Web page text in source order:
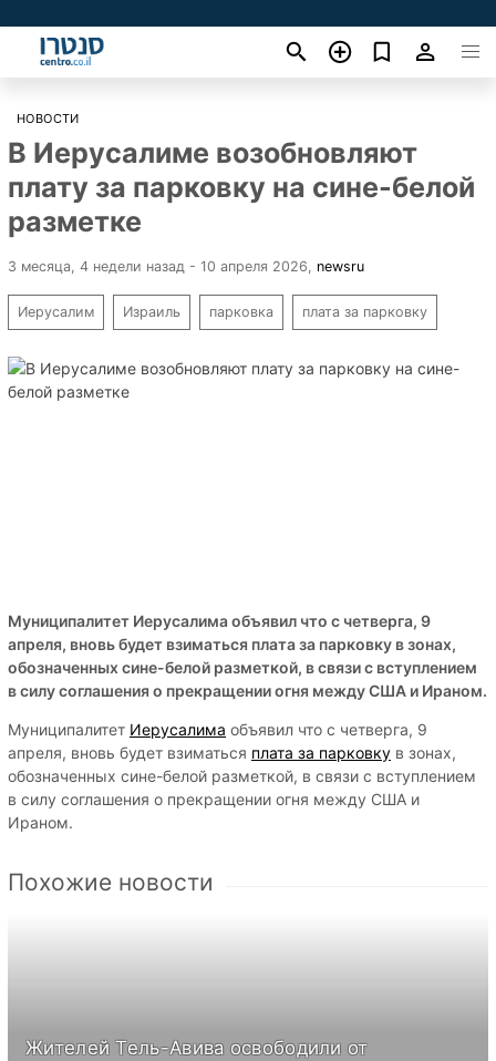
НОВОСТИ
В Иерусалиме возобновляют
плату за парковку на сине-белой
разметке
3 месяца, 4 недели назад - 10 апреля 2026 newsru
Иерусалим Израиль парковка плата за парковку
Муниципалитет Иерусалима объявил что с четверга, 9
апреля, вновь будет взиматься плата за парковку в зонах,
обозначенных сине-белой разметкой, в связи с вступлением
в силу соглашения о прекращении огня между США и Ираном.
Муниципалитет Иерусалима объявил что с четверга, 9
апреля, вновь будет взиматься плата за парковку в зонах,
обозначенных сине-белой разметкой, в связи с вступлением
в силу соглашения о прекращении огня между США и
Ираном.
Похожие новости
Жителей Тель-Авива освободили от